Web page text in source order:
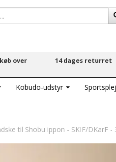
over
14 dages returret
Kobudo-udstyr
til Shobu ippon - SKIF/DKarF